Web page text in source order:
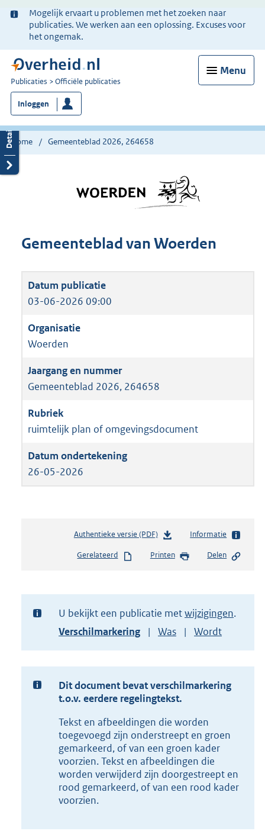
Ter
informatie:
Mogelijk ervaart u problemen met het zoeken naar
publicaties. We werken aan een oplossing. Excuses voor
het ongemak.
Menu
U
bent
nu
hier:
Publicaties Officiële publicaties
Inloggen
Home Gemeenteblad 2026, 264658
Gemeenteblad van Woerden
03-06-2026 09:00
Woerden
Gemeenteblad 2026, 264658
ruimtelijk plan of omgevingsdocument
26-05-2026
Authentieke versie (PDF)b
s
n
g
t
t
:
2
,
7
M
Informatie
Gerelateerd Printen Delen
U bekijkt een publicatie metwijzigingen
Toon
versie
van
document
Verschilmarkering Was Wordt
Dit document bevat verschilmarkering
t.o.v. eerdere regelingtekst.
Tekst en afbeeldingen die worden
toegevoegd zijn onderstreept en groen
gemarkeerd, of van een groen kader
voorzien. Tekst en afbeeldingen die
worden verwijderd zijn doorgestreept en
rood gemarkeerd, of van een rood kader
voorzien.